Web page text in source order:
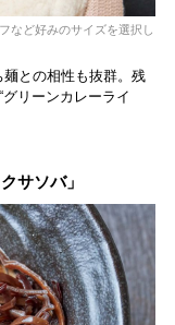
など好みのサイズを選択し
との相性も抜群。残
リーンカレーライ
サソバ」